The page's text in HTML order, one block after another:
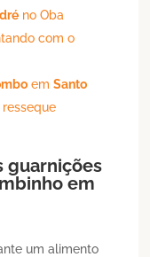
no Oba
com o
emSanto
guarnições
em
um alimento